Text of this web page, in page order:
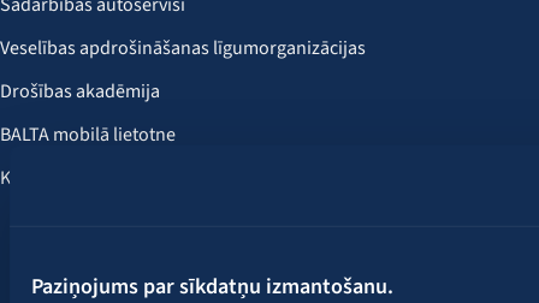
Paziņojums par sīkdatņu izmantošanu.
Veselības apdrošināšanas līgumorganizācijas
Drošības akadēmija
BALTA mobilā lietotne
Klientu labumi